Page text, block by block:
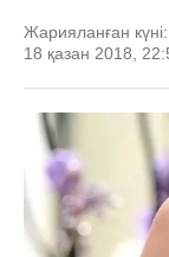
Жарияланған күні:
18 қазан 2018,